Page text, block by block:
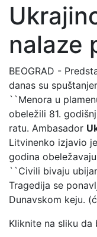
nalaze
BEOGRAD -
danas su
``Menora u
obeležili 81.
ratu. Ambasador
Litvinenko izjavio
godina
``Civili bivaju
Tragedija se
Dunavskom keju.
Kliknite na sliku da